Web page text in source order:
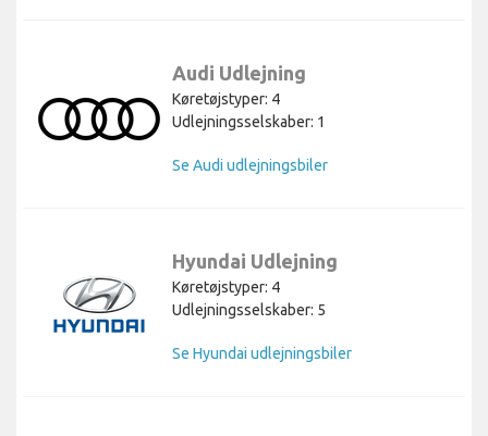
Audi Udlejning
Køretøjstyper: 4
Udlejningsselskaber: 1
Se Audi udlejningsbiler
Hyundai Udlejning
Køretøjstyper: 4
Udlejningsselskaber: 5
Se Hyundai udlejningsbiler